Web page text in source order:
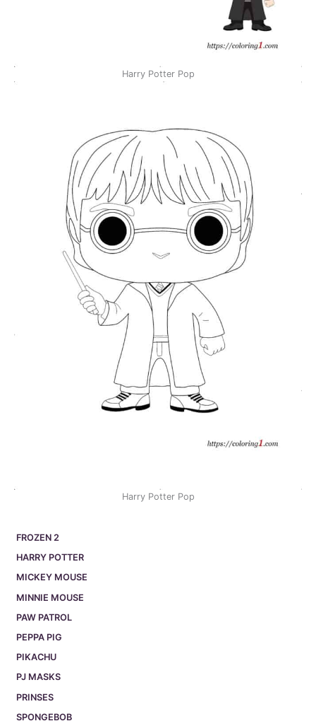
FROZEN 2
HARRY POTTER
MICKEY MOUSE
MINNIE MOUSE
PAW PATROL
PEPPA PIG
PIKACHU
PJ MASKS
PRINSES
SPONGEBOB
Harry Potter Pop
Harry Potter Pop